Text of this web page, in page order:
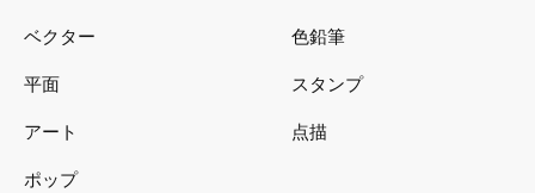
ベクター
平面
アート
ポップ
色鉛筆
スタンプ
点描